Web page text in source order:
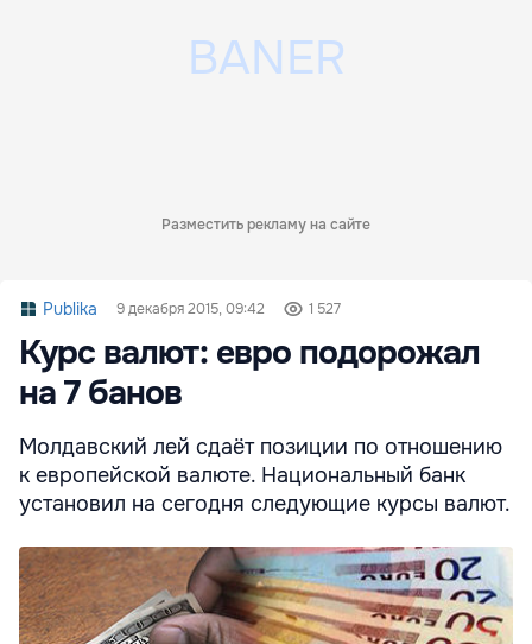
Разместить рекламу на сайте
Publika 9 декабря 2015, 09:42 1 527
Курс валют: евро подорожал
на 7 банов
Молдавский лей сдаёт позиции по отношению
к европейской валюте. Национальный банк
установил на сегодня следующие курсы валют.